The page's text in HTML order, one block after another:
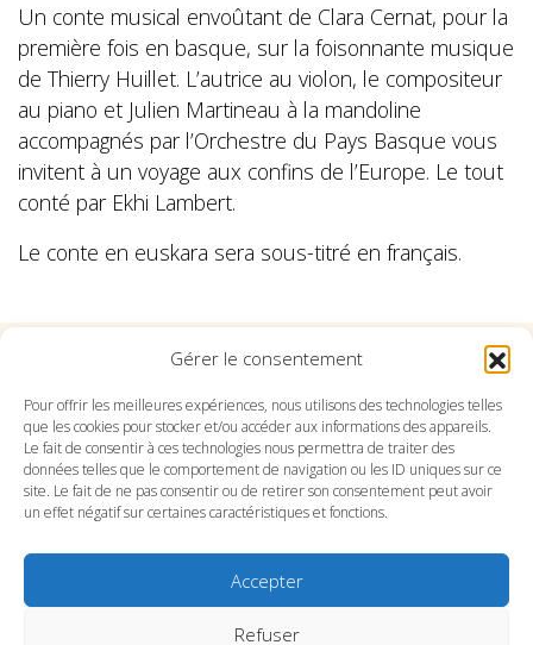
Gérer le consentement
Pour offrir les meilleures expériences, nous utilisons des technologies telles
que les cookies pour stocker et/ou accéder aux informations des appareils.
Le fait de consentir à ces technologies nous permettra de traiter des
données telles que le comportement de navigation ou les ID uniques sur ce
site. Le fait de ne pas consentir ou de retirer son consentement peut avoir
un effet négatif sur certaines caractéristiques et fonctions.
Accepter
Refuser
Un conte musical envoûtant de Clara Cernat, pour la
première fois en basque, sur la foisonnante musique
de Thierry Huillet. L’autrice au violon, le compositeur
au piano et Julien Martineau à la mandoline
accompagnés par l’Orchestre du Pays Basque vous
invitent à un voyage aux confins de l’Europe. Le tout
conté par Ekhi Lambert.
Le conte en euskara sera sous-titré en français.
Suivez le conservatoire du Pays Basque sur les
réseaux
SITE DU CONSERVATOIRE